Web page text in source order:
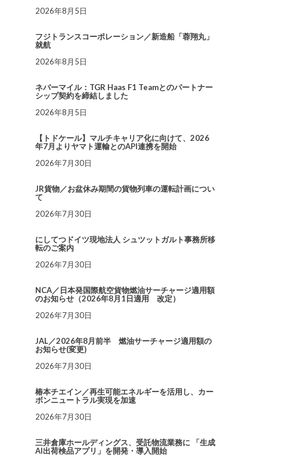
2026年8月5日
フジトランスコーポレーション／新造船「蓉翔丸」
就航
2026年8月5日
ネバーマイル：TGR Haas F1 Teamとのパートナー
シップ契約を締結しました
2026年8月5日
【トドケール】マルチキャリア化に向けて、2026
年7月よりヤマト運輸とのAPI連携を開始
2026年7月30日
JR貨物／お盆休み期間の貨物列車の運転計画につい
て
2026年7月30日
にしてつドイツ現地法人 シュツットガルト事務所移
転のご案内
2026年7月30日
NCA／日本発国際航空貨物燃油サーチャージ適用額
のお知らせ（2026年8月1日適用 改定）
2026年7月30日
JAL／2026年8月前半 燃油サーチャージ適用額の
お知らせ(変更)
2026年7月30日
椿本チエイン／再生可能エネルギーを活用し、カー
ボンニュートラル実現を加速
2026年7月30日
三井倉庫ホールディングス、受託物流業務に 「生成
AI出荷検品アプリ」を開発・導入開始